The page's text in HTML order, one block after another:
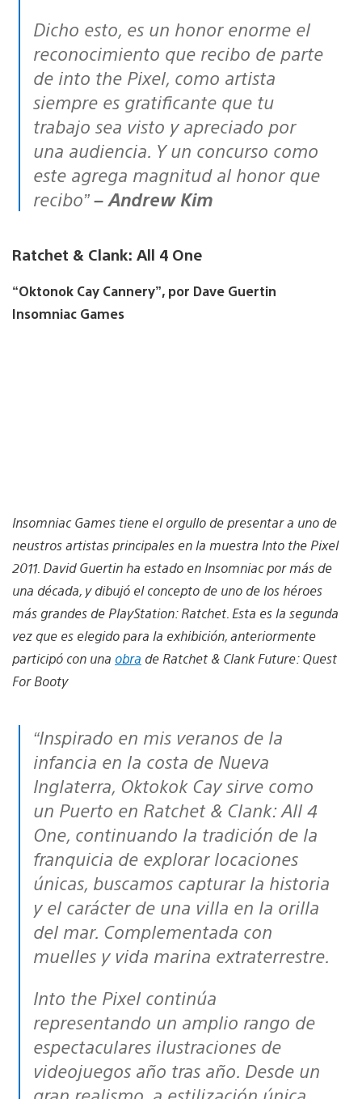
Dicho esto, es un honor enorme el
reconocimiento que recibo de parte
de into the Pixel, como artista
siempre es gratificante que tu
trabajo sea visto y apreciado por
una audiencia. Y un concurso como
este agrega magnitud al honor que
recibo”– Andrew Kim
Ratchet & Clank: All 4 One
“Oktonok Cay Cannery”, por Dave Guertin
Insomniac Games
Insomniac Games tiene el orgullo de presentar a uno de
neustros artistas principales en la muestra Into the Pixel
2011. David Guertin ha estado en Insomniac por más de
una década, y dibujó el concepto de uno de los héroes
más grandes de PlayStation: Ratchet. Esta es la segunda
vez que es elegido para la exhibición, anteriormente
participó con una obra de Ratchet & Clank Future: Quest
For Booty
“Inspirado en mis veranos de la
infancia en la costa de Nueva
Inglaterra, Oktokok Cay sirve como
un Puerto en Ratchet & Clank: All 4
One, continuando la tradición de la
franquicia de explorar locaciones
únicas, buscamos capturar la historia
y el carácter de una villa en la orilla
del mar. Complementada con
muelles y vida marina extraterrestre.
Into the Pixel continúa
representando un amplio rango de
espectaculares ilustraciones de
videojuegos año tras año. Desde un